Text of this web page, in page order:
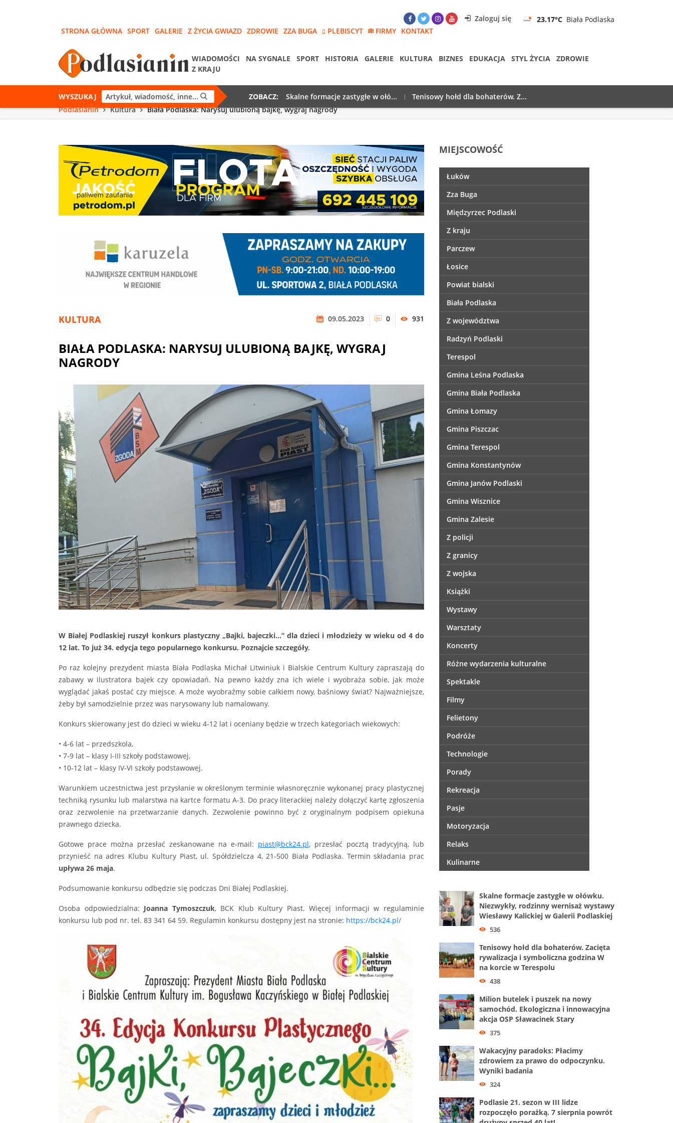
Zaloguj się 23.17°C Biała Podlaska
STRONA GŁÓWNA SPORT GALERIE Z ŻYCIA GWIAZD ZDROWIE ZZA BUGA PLEBISCYT FIRMY KONTAKT
WIADOMOŚCI NA SYGNALE SPORT HISTORIA GALERIE KULTURA BIZNES EDUKACJA STYL ŻYCIA
ZDROWIE
Z KRAJU
WYSZUKAJ ZOBACZ: Skalne formacje zastygłe w ołó...
Tenisowy hołd dla bohaterów. Z...
Podlasianin
Kultura Biała Podlaska: Narysuj ulubioną bajkę, wygraj nagrody
KULTURA 09.05.2023 0 931
BIAŁA PODLASKA: NARYSUJ ULUBIONĄ BAJKĘ, WYGRAJ
NAGRODY
W Białej Podlaskiej ruszył konkurs plastyczny „Bajki, bajeczki…” dla dzieci i młodzieży w wieku od 4 do
12 lat. To już 34. edycja tego popularnego konkursu. Poznajcie szczegóły.
Po raz kolejny prezydent miasta Biała Podlaska Michał Litwiniuk i Bialskie Centrum Kultury zapraszają do
zabawy w ilustratora bajek czy opowiadań. Na pewno każdy zna ich wiele i wyobraża sobie, jak może
wyglądać jakaś postać czy miejsce. A może wyobraźmy sobie całkiem nowy, baśniowy świat? Najważniejsze,
żeby był samodzielnie przez was narysowany lub namalowany.
Konkurs skierowany jest do dzieci w wieku 4-12 lat i oceniany będzie w trzech kategoriach wiekowych:
• 4-6 lat – przedszkola,
• 7-9 lat – klasy I-III szkoły podstawowej,
• 10-12 lat – klasy IV-VI szkoły podstawowej.
Warunkiem uczestnictwa jest przysłanie w określonym terminie własnoręcznie wykonanej pracy plastycznej
techniką rysunku lub malarstwa na kartce formatu A-3. Do pracy literackiej należy dołączyć kartę zgłoszenia
oraz zezwolenie na przetwarzanie danych. Zezwolenie powinno być z oryginalnym podpisem opiekuna
prawnego dziecka.
Gotowe prace można przesłać zeskanowane na e-mail: piast@bck24.pl, przesłać pocztą tradycyjną, lub
przynieść na adres Klubu Kultury Piast, ul. Spółdzielcza 4, 21-500 Biała Podlaska. Termin składania prac
upływa 26 maja.
Podsumowanie konkursu odbędzie się podczas Dni Białej Podlaskiej.
Osoba odpowiedzialna: Joanna Tymoszczuk, BCK Klub Kultury Piast. Więcej informacji w regulaminie
konkursu lub pod nr. tel. 83 341 64 59. Regulamin konkursu dostępny jest na stronie: https://bck24.pl/
MIEJSCOWOŚĆ
Łuków
Zza Buga
Międzyrzec Podlaski
Z kraju
Parczew
Łosice
Powiat bialski
Biała Podlaska
Z województwa
Radzyń Podlaski
Terespol
Gmina Leśna Podlaska
Gmina Biała Podlaska
Gmina Łomazy
Gmina Piszczac
Gmina Terespol
Gmina Konstantynów
Gmina Janów Podlaski
Gmina Wisznice
Gmina Zalesie
Z policji
Z granicy
Z wojska
Książki
Wystawy
Warsztaty
Koncerty
Różne wydarzenia kulturalne
Spektakle
Filmy
Felietony
Podróże
Technologie
Porady
Rekreacja
Pasje
Motoryzacja
Relaks
Kulinarne
Skalne formacje zastygłe w ołówku.
Niezwykły, rodzinny wernisaż wystawy
Wiesławy Kalickiej w Galerii Podlaskiej
536
Tenisowy hołd dla bohaterów. Zacięta
rywalizacja i symboliczna godzina W
na korcie w Terespolu
438
Milion butelek i puszek na nowy
samochód. Ekologiczna i innowacyjna
akcja OSP Sławacinek Stary
375
Wakacyjny paradoks: Płacimy
zdrowiem za prawo do odpoczynku.
Wyniki badania
324
Podlasie 21. sezon w III lidze
rozpoczęło porażką. 7 sierpnia powrót